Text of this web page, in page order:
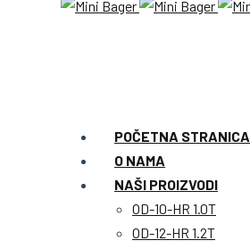
POČETNA STRANICA
O NAMA
NAŠI PROIZVODI
OD-10-HR 1.0T
OD-12-HR 1.2T